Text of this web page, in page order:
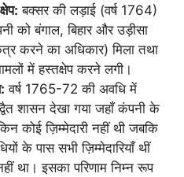
बक्सर की लड़ाई (वर्ष 1764)
को बंगाल, बिहार और उड़ीसा
करने का अधिकार) मिला तथा
में हस्तक्षेप करने लगी।
वर्ष 1765-72 की अवधि में
शासन देखा गया जहाँ कंपनी के
कोई ज़िम्मेदारी नहीं थी जबकि
के पास सभी ज़िम्मेदारियाँ थीं
था। इसका परिणाम निम्न रूप